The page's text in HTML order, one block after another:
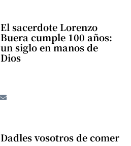
El sacerdote Lorenzo
Buera cumple 100 años:
un siglo en manos de
Dios
Dadles vosotros de comer